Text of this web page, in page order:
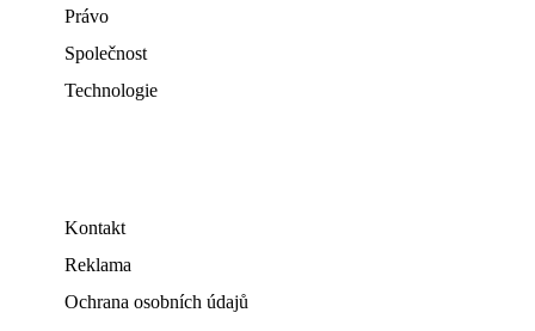
Právo
Společnost
Technologie
Kontakt
Reklama
Ochrana osobních údajů